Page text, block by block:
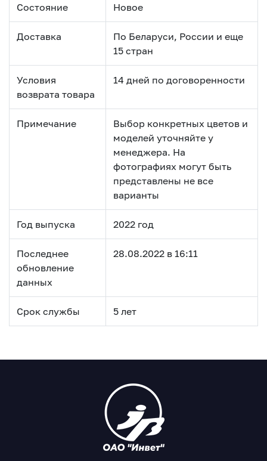
Состояние Новое
Доставка
По Беларуси, России и еще
15 стран
Условия
возврата товара
14 дней по договоренности
Примечание
Выбор конкретных цветов и
моделей уточняйте у
менеджера. На
фотографиях могут быть
представлены не все
варианты
Год выпуска 2022 год
Последнее
обновление
данных
28.08.2022 в 16:11
Срок службы 5 лет